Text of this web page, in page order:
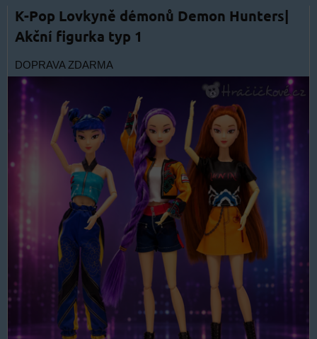
K-Pop Lovkyně démonů Demon Hunters|
Akční figurka typ 1
DOPRAVA ZDARMA